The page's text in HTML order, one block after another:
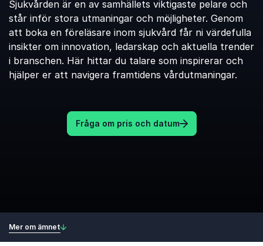
Sjukvården är en av samhällets viktigaste pelare och
står inför stora utmaningar och möjligheter. Genom
att boka en föreläsare inom sjukvård får ni värdefulla
insikter om innovation, ledarskap och aktuella trender
i branschen. Här hittar du talare som inspirerar och
hjälper er att navigera framtidens vårdutmaningar.
Fråga om pris och datum
Mer om ämnet